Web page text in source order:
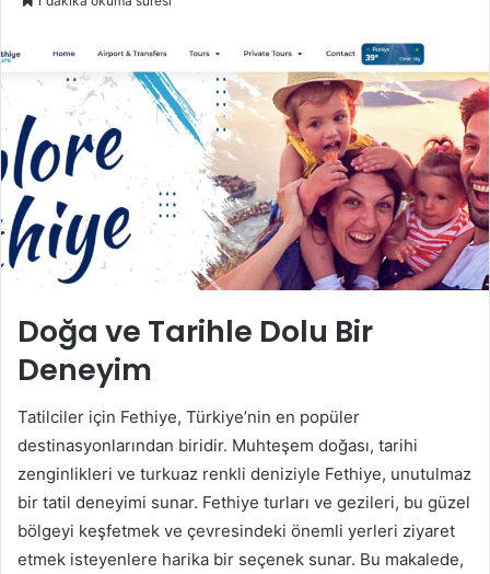
Doğa ve Tarihle Dolu Bir
Deneyim
Tatilciler için Fethiye, Türkiye’nin en popüler
destinasyonlarından biridir. Muhteşem doğası, tarihi
zenginlikleri ve turkuaz renkli deniziyle Fethiye, unutulmaz
bir tatil deneyimi sunar. Fethiye turları ve gezileri, bu güzel
bölgeyi keşfetmek ve çevresindeki önemli yerleri ziyaret
etmek isteyenlere harika bir seçenek sunar. Bu makalede,